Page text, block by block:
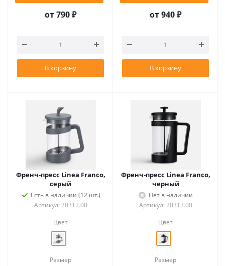
от790 ₽
В корзину
от940 ₽
В корзину
Френч-пресс Linea Franco,
серый
Есть в наличии (12 шт.)
Артикул: 20312.00
Цвет
Размер
Френч-пресс Linea Franco,
черный
Нет в наличии
Артикул: 20313.00
Цвет
Размер